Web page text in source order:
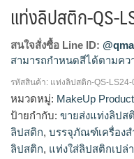
แท่งลิปสติก-QS-
สนใจสั่งซื้อ Line ID:
สามารถกำหนดสีได้ตามคว
โรงงานผลิตแท่งลิปสติก,จ
ลิปสติก,ขายส่งแท่งลิปสติก
รหัสสินค้า: แท่งลิปสติก-QS-LS24-
หมวดหมู่: MakeUp
ป้ายกำกับ: ขายส่งแท่งลิปส
ลิปสติก, บรรจุภัณฑ์เครื่องส
ลิปสติก, แท่งใส่ลิปสติกเปล่า